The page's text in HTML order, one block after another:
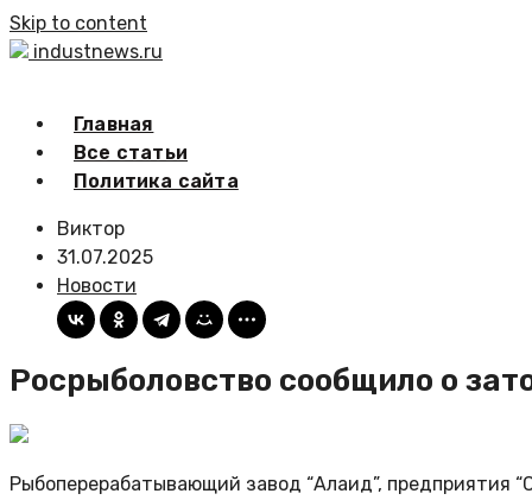
Skip to content
industnews.ru
Главная
Все статьи
Политика сайта
Виктор
31.07.2025
Новости
Росрыболовство сообщило о
Рыбоперерабатывающий завод “Алаид”, предприятия